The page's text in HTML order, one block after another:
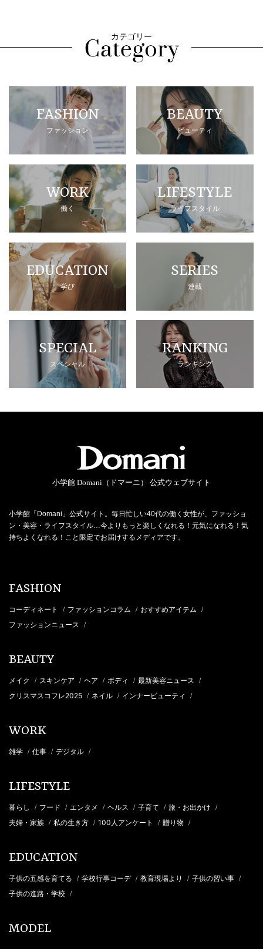
カテゴリー
FASHION
ファッション
BEAUTY
ビューティ
WORK
働く
LIFESTYLE
ライフスタイル
EDUCATION
学び
SERIES
連載
SPECIAL
スペシャル
RANKING
ランキング
小学館 Domani（ドマーニ） 公式ウェブサイト
小学館「Domani」公式サイト。毎日忙しい40代の働く女性が、ファッショ
ン・美容・ライフスタイル…今よりもっと楽しくなれる！元気になれる！気
持ちよくなれる！こと限定でお届けするメディアです。
FASHION
コーディネート / ファッションコラム / おすすめアイテム /
ファッションニュース /
BEAUTY
メイク / スキンケア / ヘア / ボディ / 最新美容ニュース /
クリスマスコフレ2025 / ネイル / インナービューティ /
WORK
雑学 / 仕事 / デジタル /
LIFESTYLE
暮らし / フード / エンタメ / ヘルス / 子育て / 旅・お出かけ /
夫婦・家族 / 私の生き方 / 100人アンケート / 贈り物 /
EDUCATION
子供の五感を育てる / 学校行事コーデ / 教育現場より / 子供の習い事 /
子供の進路・学校 /
MODEL